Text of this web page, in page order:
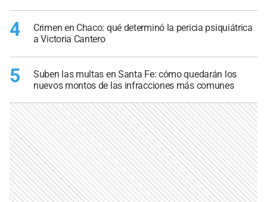
4
Crimen en Chaco: qué determinó la pericia psiquiátrica
a Victoria Cantero
5
Suben las multas en Santa Fe: cómo quedarán los
nuevos montos de las infracciones más comunes